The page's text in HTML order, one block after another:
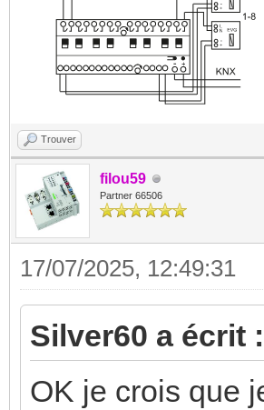
Trouver
filou59
Partner 66506
17/07/2025, 12:49:31
Silver60 a écrit :
OK je crois que